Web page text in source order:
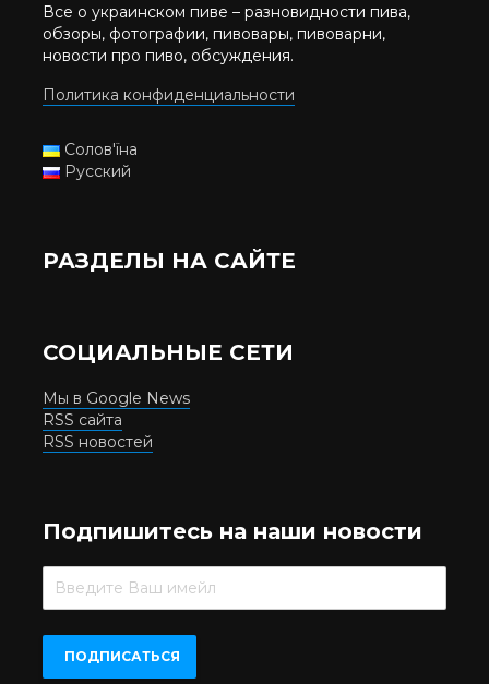
Все о украинском пиве – разновидности пива,
обзоры, фотографии, пивовары, пивоварни,
новости про пиво, обсуждения.
Политика конфиденциальности
Солов'їна
Русский
РАЗДЕЛЫ НА САЙТЕ
СОЦИАЛЬНЫЕ СЕТИ
Мы в Google News
RSS сайта
RSS новостей
Подпишитесь на наши новости